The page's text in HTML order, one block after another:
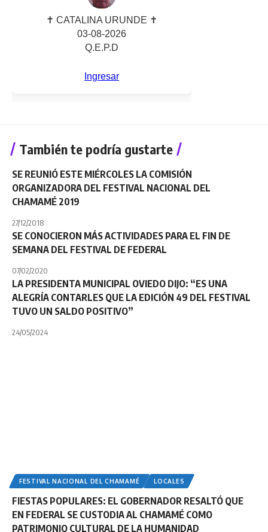
También te podría gustarte
SE REUNIÓ ESTE MIÉRCOLES LA COMISIÓN
ORGANIZADORA DEL FESTIVAL NACIONAL DEL
CHAMAMÉ 2019
27/12/2018
SE CONOCIERON MÁS ACTIVIDADES PARA EL FIN DE
SEMANA DEL FESTIVAL DE FEDERAL
07/02/2020
LA PRESIDENTA MUNICIPAL OVIEDO DIJO: “ES UNA
ALEGRÍA CONTARLES QUE LA EDICIÓN 49 DEL FESTIVAL
TUVO UN SALDO POSITIVO”
24/05/2024
FESTIVAL NACIONAL DEL CHAMAMÉ LOCALES
FIESTAS POPULARES: EL GOBERNADOR RESALTÓ QUE
EN FEDERAL SE CUSTODIA AL CHAMAMÉ COMO
PATRIMONIO CULTURAL DE LA HUMANIDAD